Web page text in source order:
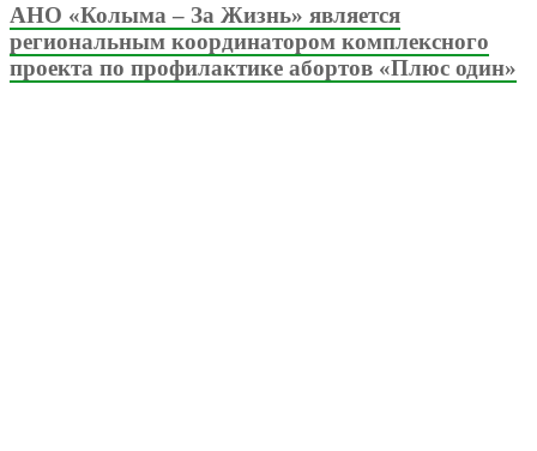
АНО «Колыма – За Жизнь» является
региональным координатором комплексного
проекта по профилактике абортов «Плюс один»